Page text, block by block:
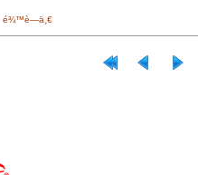
é¾™è—ä¸€